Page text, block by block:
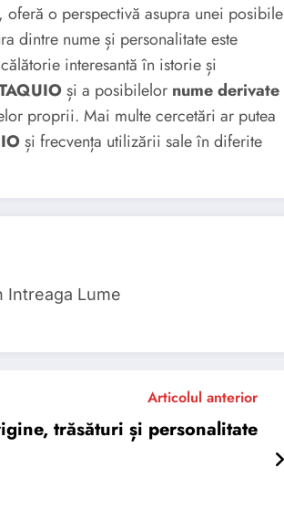
o perspectivă asupra unei posibile
dintre nume și personalitate este
interesantă în istorie și
și a posibilelor nume derivate
proprii. Mai multe cercetări ar putea
și frecvența utilizării sale în diferite
Intreaga Lume
Articolul anterior
trăsături și personalitate